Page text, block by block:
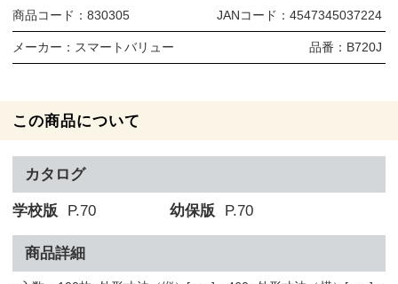
商品コード： 830305 JANコード： 4547345037224
メーカー： スマートバリュー 品番： B720J
この商品について
カタログ
学校版 P.70 幼保版 P.70
商品詳細